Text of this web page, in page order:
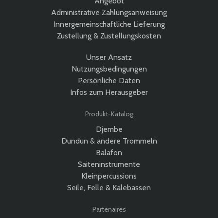
Administrative Zahlungsanweisung
Innergemeinschaftliche Lieferung
Zustellung & Zustellungskosten
Unser Ansatz
Nutzungsbedingungen
Persönliche Daten
Infos zum Herausgeber
Produkt-Katalog
Djembe
Dundun & andere Trommeln
Balafon
Saiteninstrumente
Kleinpercussions
Seile, Felle & Kalebassen
Partenaires